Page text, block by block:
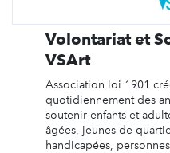
Volontariat et
VSArt
Association loi 1901
quotidiennement des
soutenir enfants et
âgées, jeunes de
handicapées,